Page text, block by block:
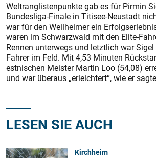
Weltranglistenpunkte gab es für Pirmin
Bundesliga-Finale in Titisee-Neustadt
war für den Weilheimer ein
waren im Schwarzwald mit den Elite-
Rennen unterwegs und letztlich war
Fahrer im Feld. Mit 4,53 Minuten
estnischen Meister Martin Loo (54,08)
und war überaus „erleichtert“, wie er
LESEN SIE AUCH
Kirchheim